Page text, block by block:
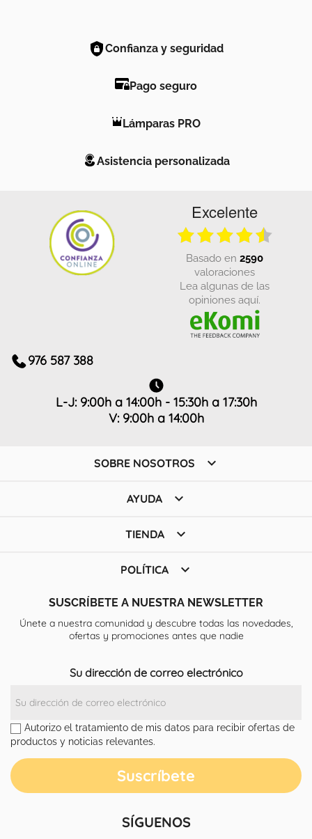
Confianza y seguridad
Pago seguro
Lámparas PRO
Asistencia personalizada
Excelente
basado en 2590
valoraciones
Lea algunas de las
opiniones aquí.
976 587 388
L-J: 9:00h a 14:00h - 15:30h a 17:30h
V: 9:00h a 14:00h
SOBRE NOSOTROS 
AYUDA 
TIENDA 
POLÍTICA 
SUSCRÍBETE A NUESTRA NEWSLETTER
Únete a nuestra comunidad y descubre todas las novedades,
ofertas y promociones antes que nadie
Su dirección de correo electrónico
Autorizo el tratamiento de mis datos para recibir ofertas de
productos y noticias relevantes.
SÍGUENOS